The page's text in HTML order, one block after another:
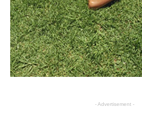
- Advertisement -